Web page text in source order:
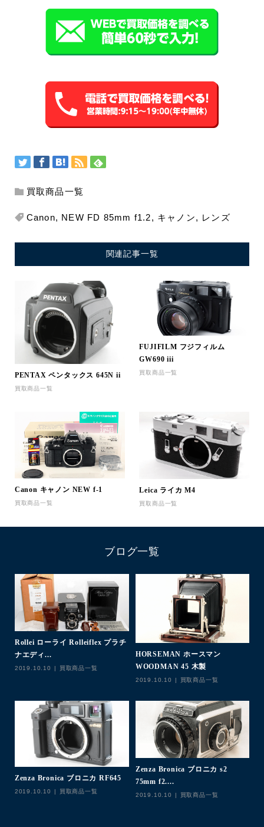
買取商品一覧
Canon, NEW FD 85mm f1.2, キャノン, レンズ
関連記事一覧
PENTAX ペンタックス 645N ii
買取商品一覧
FUJIFILM フジフィルム
GW690 iii
買取商品一覧
Canon キャノン NEW f-1
買取商品一覧
Leica ライカ M4
買取商品一覧
ブログ一覧
Rollei ローライ Rolleiflex プラチ
ナエディ...
2019.10.10 買取商品一覧
HORSEMAN ホースマン
WOODMAN 45 木製
2019.10.10 買取商品一覧
Zenza Bronica ブロニカ RF645
2019.10.10 買取商品一覧
Zenza Bronica ブロニカ s2
75mm f2....
2019.10.10 買取商品一覧